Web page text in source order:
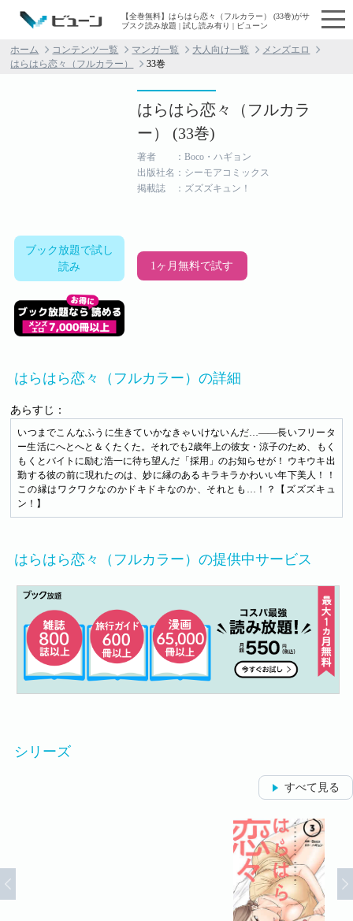
【全巻無料】はらはら恋々（フルカラー） (33巻)がサ
ブスク読み放題 | 試し読み有り | ビューン
ホーム コンテンツ一覧 マンガ一覧 大人向け一覧
メンズエロ
はらはら恋々（フルカラー）
33巻
ブック放題で試し
読み
はらはら恋々（フルカラ
ー） (33巻)
著者 ：Boco・ハギョン
出版社名：シーモアコミックス
掲載誌 ：ズズズキュン！
1ヶ月無料で試す
はらはら恋々（フルカラー）の詳細
あらすじ：
いつまでこんなふうに生きていかなきゃいけないんだ…――長いフリータ
ー生活にへとへと＆くたくた。それでも2歳年上の彼女・涼子のため、もく
もくとバイトに励む浩一に待ち望んだ「採用」のお知らせが！ ウキウキ出
勤する彼の前に現れたのは、妙に縁のあるキラキラかわいい年下美人！！
この縁はワクワクなのかドキドキなのか、それとも…！？【ズズズキュ
ン！】
はらはら恋々（フルカラー）の提供中サービス
シリーズ
すべて見る